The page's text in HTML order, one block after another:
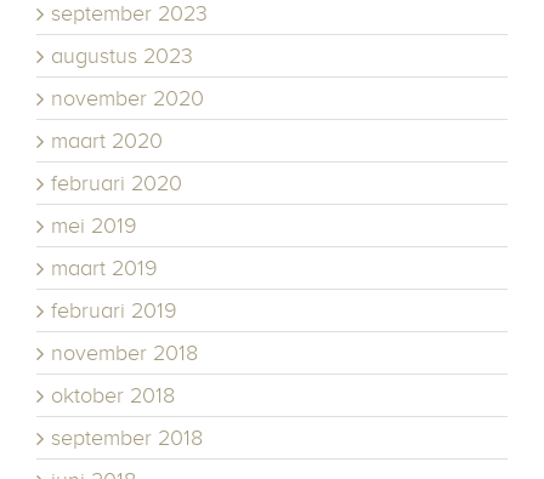
september 2023
augustus 2023
november 2020
maart 2020
februari 2020
mei 2019
maart 2019
februari 2019
november 2018
oktober 2018
september 2018